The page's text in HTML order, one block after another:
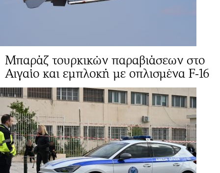
Μπαράζ τουρκικών παραβιάσεων στο
Αιγαίο και εμπλοκή με οπλισμένα F-16